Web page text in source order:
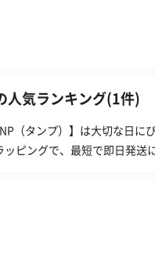
人気ランキング(1件)
（タンプ）】は大切な日に
ピングで、最短で即日発送